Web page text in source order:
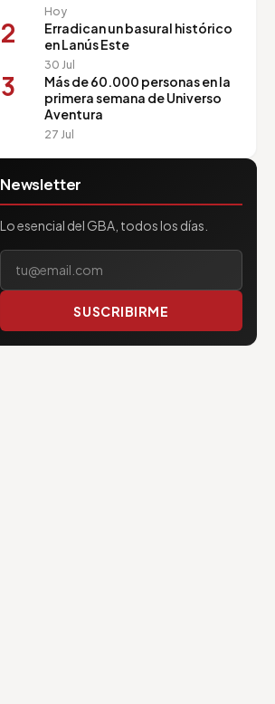
Hoy
2
Erradican un basural histórico
en Lanús Este
30 Jul
3
Más de 60.000 personas en la
primera semana de Universo
Aventura
27 Jul
Newsletter
Lo esencial del GBA, todos los días.
Tu correo electrónico
SUSCRIBIRME